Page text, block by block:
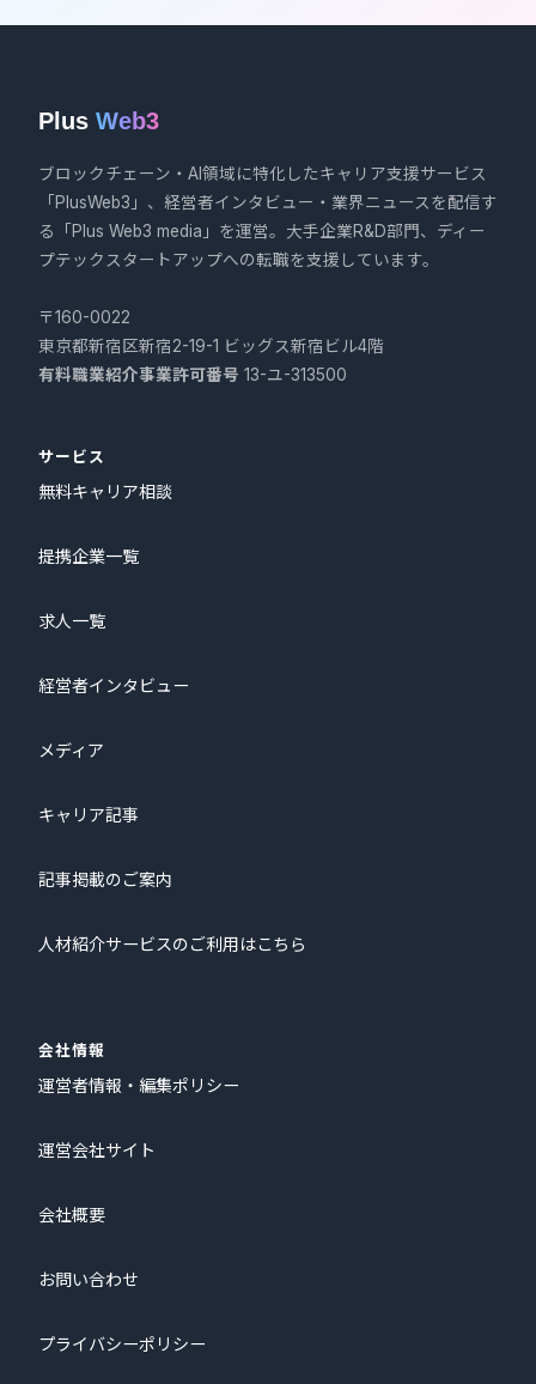
Plus Web3
ブロックチェーン・AI領域に特化したキャリア支援サービス
「PlusWeb3」、経営者インタビュー・業界ニュースを配信す
る「Plus Web3 media」を運営。大手企業R&D部門、ディー
プテックスタートアップへの転職を支援しています。
〒160-0022
東京都新宿区新宿2-19-1 ビッグス新宿ビル4階
有料職業紹介事業許可番号 13-ユ-313500
サービス
無料キャリア相談
提携企業一覧
求人一覧
経営者インタビュー
メディア
キャリア記事
記事掲載のご案内
人材紹介サービスのご利用はこちら
会社情報
運営者情報・編集ポリシー
運営会社サイト
会社概要
お問い合わせ
プライバシーポリシー